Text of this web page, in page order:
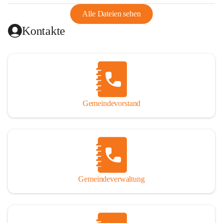
Aus diesem Grund war die Bevölkerung dazu gezwungen,
Schmuggel zu betreiben. Es kam oft zu nächtlichen
Überfällen und Schießereien. Erst mit dem Anschluss des
wirtschaftlich ging es bergauf. Dieser Aufschwung endete
1926. Es folgten Arbeitslosigkeit, Preissteigerung und
Unanbringlichkeit von Produkten. Daher wurde der
Anschluss an das Deutsche Reich begrüßt. Als der Zweite
Weltkrieg ausbrach, schwang die Stimmung um. Es starben
26 Männer an der Front, weitere 16 werden vermisst.
Von 1971 bis 1991 gehörte Wörterberg zur Gemeinde
Ollersdorf. Durch den Einsatz von mehreren Ortsansässigen
wurde Wörterberg 1991 wieder eine eigenständige
Die Gemeinde liegt im Südburgenland im Nordwesten des
Alle Dateien sehen
Kontakte
Gemeindevorstand
Gemeindeverwaltung